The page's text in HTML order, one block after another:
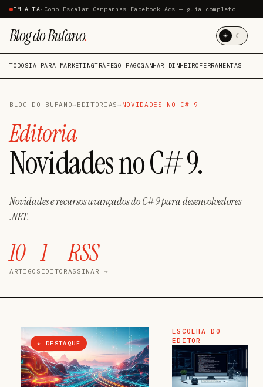
EM ALTA· Como Escalar Campanhas Facebook Ads — guia completo
Blog do Bufano. ☀ ☾
TODOSIA PARA MARKETINGTRÁFEGO PAGOGANHAR DINHEIROFERRAMENTAS
BLOG DO BUFANO→ EDITORIAS → NOVIDADES NO C# 9
Editoria
Novidades no C# 9.
Novidades e recursos avançados do C# 9 para desenvolvedores
.NET.
10
ARTIGOS
1
EDITOR
RSS
ASSINAR →
★ DESTAQUE
ESCOLHA DO
EDITOR